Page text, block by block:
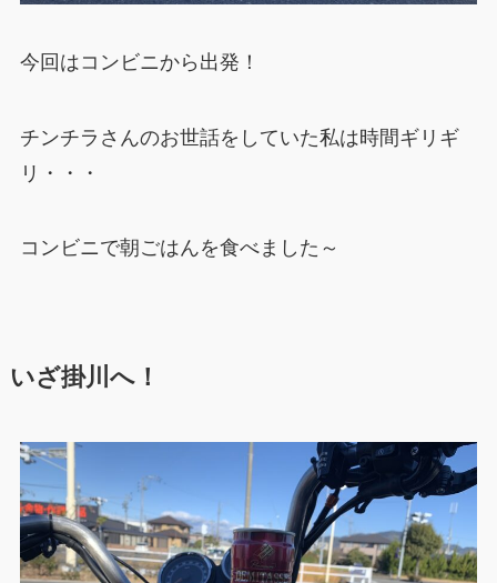
今回はコンビニから出発！
チンチラさんのお世話をしていた私は時間ギリギ
リ・・・
コンビニで朝ごはんを食べました～
いざ掛川へ！